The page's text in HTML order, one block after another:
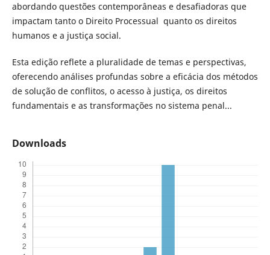
abordando questões contemporâneas e desafiadoras que
impactam tanto o Direito Processual quanto os direitos
humanos e a justiça social.
Esta edição reflete a pluralidade de temas e perspectivas,
oferecendo análises profundas sobre a eficácia dos métodos
de solução de conflitos, o acesso à justiça, os direitos
fundamentais e as transformações no sistema penal...
Downloads